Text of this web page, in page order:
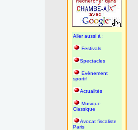
Aller aussi à :
Festivals
Spectacles
Evènement
sportif
Actualités
Musique
Classique
Avocat fiscaliste
Paris